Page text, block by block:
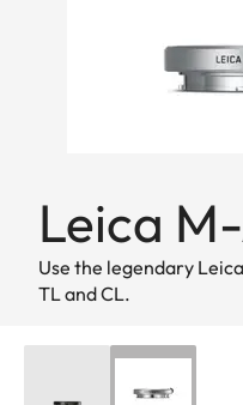
Leica
Use the legendary
TL and CL.